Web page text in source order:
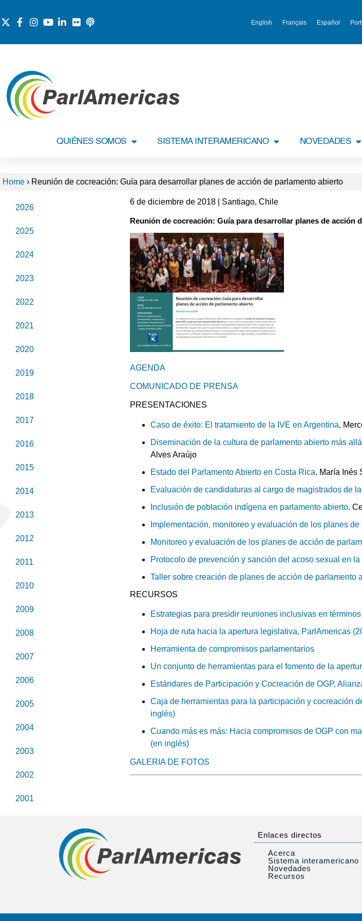
English Français Español
QUIÉNES SOMOS SISTEMA INTERAMERICANO NOVEDADES
Home › Reunión de cocreación: Guía para desarrollar planes de acción de parlamento abierto
2026
2025
2024
2023
2022
2021
2020
2019
2018
2017
2016
2015
2014
2013
2012
2011
2010
2009
2008
2007
2006
2005
2004
2003
2002
2001
6 de diciembre de 2018 | Santiago, Chile
Reunión de cocreación: Guía para desarrollar planes de acción
AGENDA
COMUNICADO DE PRENSA
PRESENTACIONES
Caso de éxito: El tratamiento de la IVE en Argentina.
Diseminación de la cultura de parlamento abierto más
Alves Araújo
Estado del Parlamento Abierto en Costa Rica. María Inés
Evaluación de candidaturas al cargo de magistrados de
Inclusión de población indígena en parlamento abierto.
Implementación, monitoreo y evaluación de los planes
Monitoreo y evaluación de los planes de acción de
Protocolo de prevención y sanción del acoso sexual en
Taller sobre creación de planes de acción de parlamento
RECURSOS
Estrategias para presidir reuniones inclusivas en
Hoja de ruta hacia la apertura legislativa, ParlAmericas
Herramienta de compromisos parlamentarios
Un conjunto de herramientas para el fomento de la
Estándares de Participación y Cocreación de OGP,
Caja de herramientas para la participación y cocreación
inglés)
Cuando más es más: Hacia compromisos de OGP con
(en inglés)
GALERIA DE FOTOS
Enlaces directos
Acerca
Sistema interamericano
Novedades
Recursos